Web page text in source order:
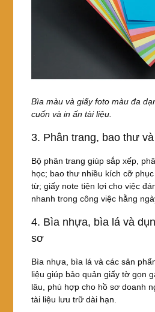
Bìa màu và giấy foto màu đa
cuốn và in ấn tài liệu.
3. Phân trang, bao thư
Bộ phân trang giúp sắp xếp,
học; bao thư nhiều kích cỡ
từ; giấy note tiện lợi cho việc
nhanh trong công việc hằng
4. Bìa nhựa, bìa lá và
sơ
Bìa nhựa, bìa lá và các sản
liệu giúp bảo quản giấy tờ gọn
lâu, phù hợp cho hồ sơ doanh
tài liệu lưu trữ dài hạn.